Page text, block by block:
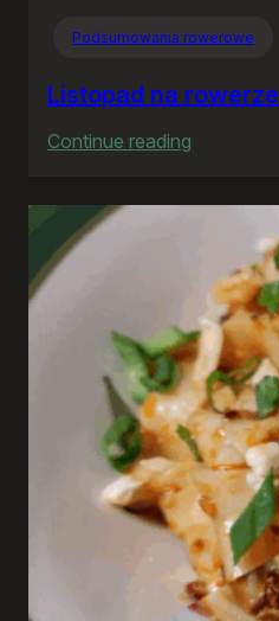
Podsumowania rowerowe
Listopad na rowerze
Continue reading
na
rowerze